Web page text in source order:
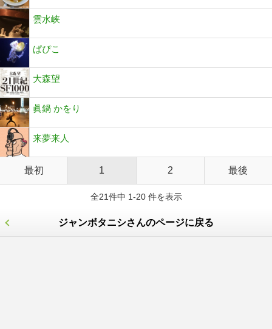
雲水峡
ぱぴこ
大森望
眞鍋 かをり
来夢来人
最初 1 2 最後
全21件中 1-20 件を表示
ジャンボタニシさんのページに戻る